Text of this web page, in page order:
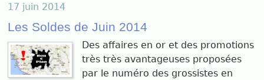
17 juin 2014
Les Soldes de Juin 2014
Des affaires en or et des promotions
très très avantageuses proposées
par le numéro des grossistes en